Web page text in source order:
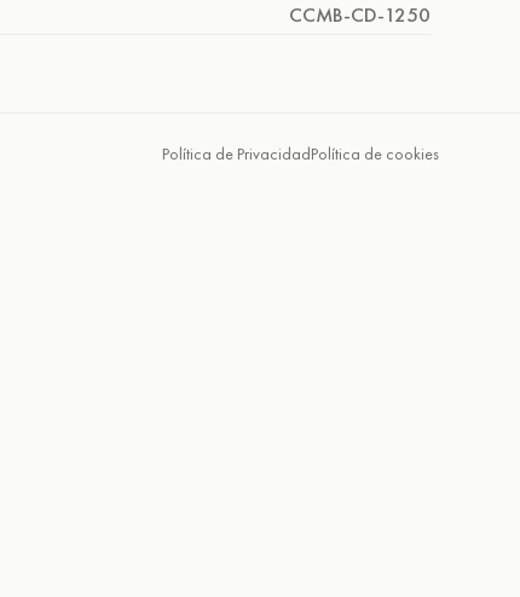
CCMB-CD-1250
Política de PrivacidadPolítica de cookies